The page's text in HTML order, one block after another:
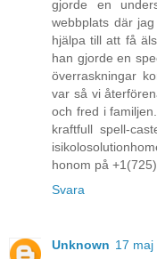
gjorde en
webbplats där
hjälpa till att få
han gjorde en
överraskningar
var så vi
och fred i
kraftfull spell-
honom på
Svara
Unknown 17 maj